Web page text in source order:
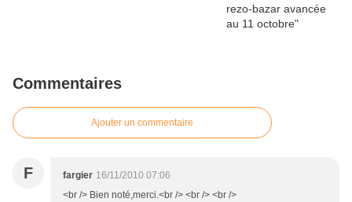
Commentaires
Ajouter un commentaire
F fargier 16/11/2010 07:06
<br /> Bien noté,merci.<br /> <br /> <br />